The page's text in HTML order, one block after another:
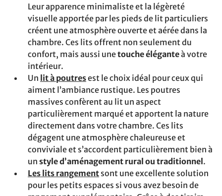
Leur apparence minimaliste et la légèreté
visuelle apportée par les pieds de lit particuliers
créent une atmosphère ouverte et aérée dans la
chambre. Ces lits offrent non seulement du
confort, mais aussi unetouche éléganteà votre
intérieur.
Un lit à poutresest le choix idéal pour ceux qui
aiment l’ambiance rustique. Les poutres
massives confèrent au lit un aspect
particulièrement marqué et apportent la nature
directement dans votre chambre. Ces lits
dégagent une atmosphère chaleureuse et
conviviale et s’accordent particulièrement bien à
un style d’aménagement rural ou traditionnel .
Les lits rangement sont une excellente solution
pour les petits espaces si vous avez besoin de